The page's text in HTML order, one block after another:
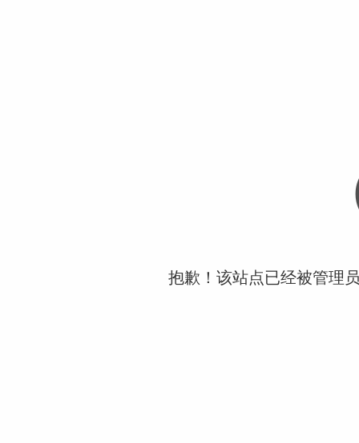
抱歉！该站点已经被管理